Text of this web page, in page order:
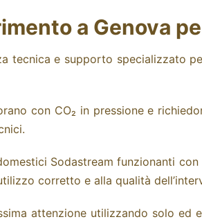
a Genova
tecnica e supporto specializzato
con CO₂ in pressione e
Sodastream funzionanti
corretto e alla qualità
attenzione utilizzando solo ed